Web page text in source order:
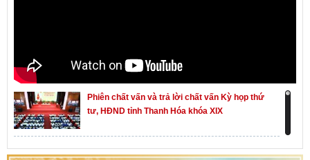
Phiên chất vấn và trả lời chất vấn Kỳ họp thứ
tư, HĐND tỉnh Thanh Hóa khóa XIX
Khai mạc kỳ họp thứ Nhất, Quốc hội khóa XVI